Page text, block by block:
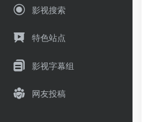
影视搜索
特色站点
影视字幕组
网友投稿